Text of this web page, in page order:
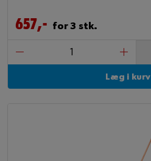
657,- for 3 stk.
Læg i kurv